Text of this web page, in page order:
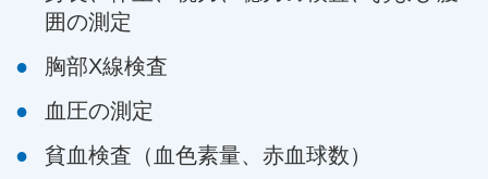
囲の測定
胸部X線検査
血圧の測定
貧血検査（血色素量、赤血球数）